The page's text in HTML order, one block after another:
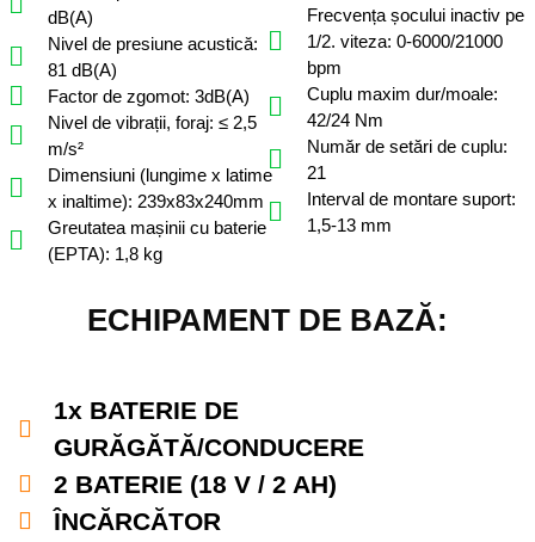
dB(A)
Nivel de presiune acustică:
81 dB(A)
Factor de zgomot: 3dB(A)
Nivel de vibrații, foraj: ≤ 2,5
m/s²
Dimensiuni (lungime x latime
x inaltime): 239x83x240mm
Greutatea mașinii cu baterie
(EPTA): 1,8 kg
Frecvența șocului inactiv pe
1/2. viteza: 0-6000/21000
bpm
Cuplu maxim dur/moale:
42/24 Nm
Număr de setări de cuplu:
21
Interval de montare suport:
1,5-13 mm
ECHIPAMENT DE BAZĂ:
1x BATERIE DE
GURĂGĂTĂ/CONDUCERE
2 BATERIE (18 V / 2 AH)
ÎNCĂRCĂTOR